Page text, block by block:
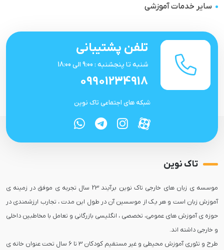
سایر خدمات آموزشی
تلفن پشتیبانی
شنبه تا پنجشنبه : 9:00 الی 18:00
09901234918
شبکه های اجتماعی تاک نوین
تاک نوین
موسسه ی زبان های خارجی تاک نوین برآیند 23 سال تجربه ی موفق در زمینه ی
آموزش زبان است و هر یک از موسسین آن در طول این مدت ، تجارب ارزشمندی در
حوزه ی آموزش های عمومی، تخصصی ، انگلیسی بازرگانی و تعامل با مخاطبین داخلی
طرح و تئوری آموزش محیطی و غیر مستقیم کودکان 3 تا 6 سال تحت عنوان خانه ی